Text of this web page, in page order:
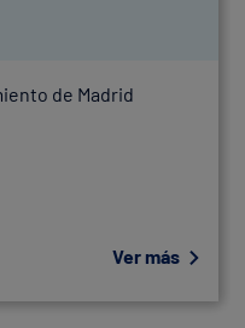
de Madrid
Ver más